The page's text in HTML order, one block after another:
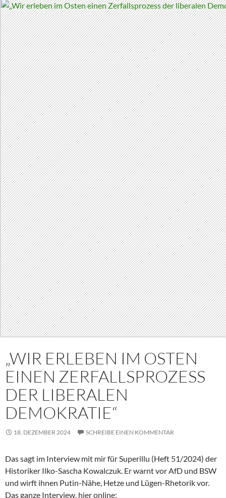
„WIR ERLEBEN IM OSTEN
EINEN ZERFALLSPROZESS
DER LIBERALEN
DEMOKRATIE“
18. DEZEMBER 2024 SCHREIBE EINEN KOMMENTAR
Das sagt im Interview mit mir für Superillu (Heft 51/2024) der
Historiker Ilko-Sascha Kowalczuk. Er warnt vor AfD und BSW
und wirft ihnen Putin-Nähe, Hetze und Lügen-Rhetorik vor.
Das ganze Interview, hier online: